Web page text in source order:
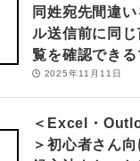
同姓宛先間違
ル送信前に同
覧を確認できる
2025年11月11日
＜Excel・
＞初心者さん